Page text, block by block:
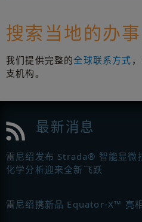
搜索当地的办
我们提供完整的全球联系方式
支机构。
最新消息
雷尼绍发布 Strada® 智能显微
化学分析迎来全新飞跃
雷尼绍携新品 Equator-X™ 亮